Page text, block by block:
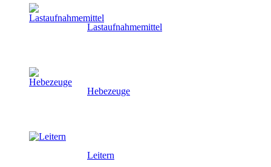
Lastaufnahmemittel
Hebezeuge
Leitern